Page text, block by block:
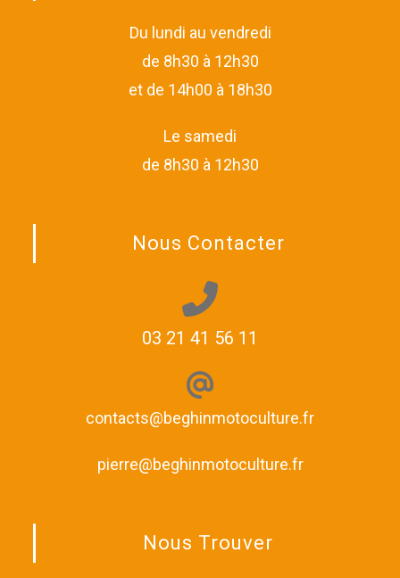
Du lundi au vendredi
de 8h30 à 12h30
et de 14h00 à 18h30
Le samedi
de 8h30 à 12h30
Nous Contacter
03 21 41 56 11
contacts@beghinmotoculture.fr
pierre@beghinmotoculture.fr
Nous Trouver